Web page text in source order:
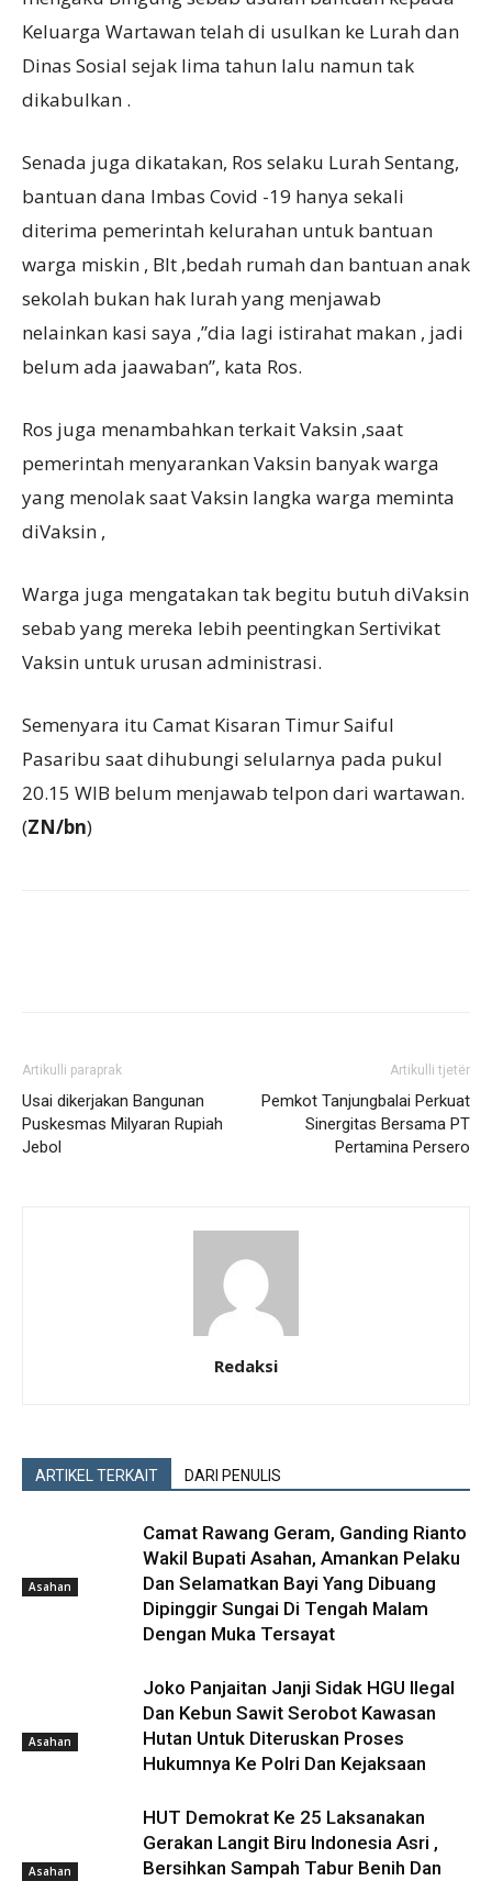
Keluarga Wartawan telah di usulkan ke Lurah dan
Dinas Sosial sejak lima tahun lalu namun tak
dikabulkan .
Senada juga dikatakan, Ros selaku Lurah Sentang,
bantuan dana Imbas Covid -19 hanya sekali
diterima pemerintah kelurahan untuk bantuan
warga miskin , Blt ,bedah rumah dan bantuan anak
sekolah bukan hak lurah yang menjawab
nelainkan kasi saya ,”dia lagi istirahat makan , jadi
belum ada jaawaban”, kata Ros.
Ros juga menambahkan terkait Vaksin ,saat
pemerintah menyarankan Vaksin banyak warga
yang menolak saat Vaksin langka warga meminta
diVaksin ,
Warga juga mengatakan tak begitu butuh diVaksin
sebab yang mereka lebih peentingkan Sertivikat
Vaksin untuk urusan administrasi.
Semenyara itu Camat Kisaran Timur Saiful
Pasaribu saat dihubungi selularnya pada pukul
20.15 WIB belum menjawab telpon dari wartawan.
(ZN/bn)
Artikulli paraprak
Usai dikerjakan Bangunan
Puskesmas Milyaran Rupiah
Jebol
Artikulli tjetër
Pemkot Tanjungbalai Perkuat
Sinergitas Bersama PT
Pertamina Persero
Redaksi
ARTIKEL TERKAIT DARI PENULIS
Asahan
Camat Rawang Geram, Ganding Rianto
Wakil Bupati Asahan, Amankan Pelaku
Dan Selamatkan Bayi Yang Dibuang
Dipinggir Sungai Di Tengah Malam
Dengan Muka Tersayat
Asahan
Joko Panjaitan Janji Sidak HGU Ilegal
Dan Kebun Sawit Serobot Kawasan
Hutan Untuk Diteruskan Proses
Hukumnya Ke Polri Dan Kejaksaan
Asahan
HUT Demokrat Ke 25 Laksanakan
Gerakan Langit Biru Indonesia Asri ,
Bersihkan Sampah Tabur Benih Dan